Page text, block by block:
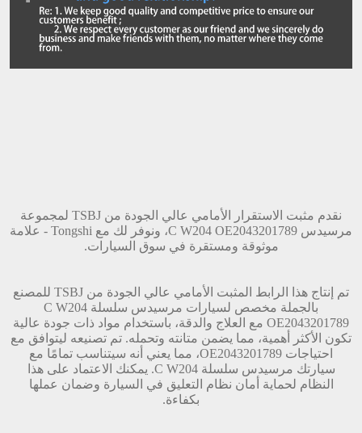
نقدم مثبت الاستقرار الأمامي عالي الجودة من TSBJ لمجموعة
مرسيدس C W204 OE2043201789، ونوفر لك مع Tongshi - علامة
موثوقة ومستقرة في سوق السيارات.
تم إنتاج هذا الرابط المثبت الأمامي عالي الجودة من TSBJ للمصنع
بالجملة مخصص لسيارات مرسيدس سلسلة C W204
OE2043201789 مع العلاج والدقة، باستخدام مواد ذات جودة عالية
تكون الأكثر أهمية، مما يضمن متانته وتحمله. تم تصنيعه ليتوافق مع
احتياجات OE2043201789، مما يعني أنه سيتناسب تمامًا مع
سيارتك مرسيدس سلسلة C W204. يمكنك الاعتماد على هذا
النظام لحماية أمان نظام التعليق في السيارة وضمان عملها
بكفاءة.